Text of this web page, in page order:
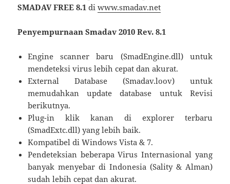
SMADAV FREE 8.1 diwww.smadav.net
Penyempurnaan Smadav 2010 Rev. 8.1
Engine scanner baru (SmadEngine.dll) untuk
mendeteksi virus lebih cepat dan akurat.
External Database (Smadav.loov) untuk
memudahkan update database untuk Revisi
berikutnya.
Plug-in klik kanan di explorer terbaru
(SmadExtc.dll) yang lebih baik.
Kompatibel di Windows Vista & 7.
Pendeteksian beberapa Virus Internasional yang
banyak menyebar di Indonesia (Sality & Alman)
sudah lebih cepat dan akurat.